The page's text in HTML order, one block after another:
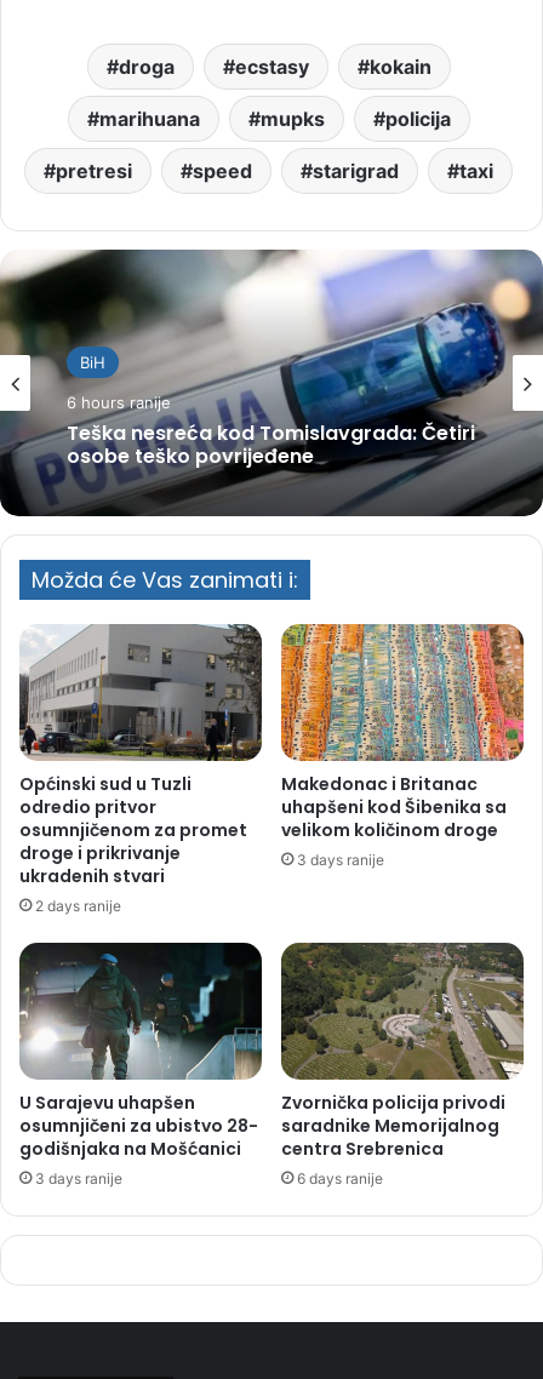
droga ecstasy kokain
marihuana mupks policija
pretresi speed starigrad taxi
BiH
6 hours ranije
Teška nesreća kod Tomislavgrada: Četiri
osobe teško povrijeđene
Možda će Vas zanimati i:
Općinski sud u Tuzli
odredio pritvor
osumnjičenom za promet
droge i prikrivanje
ukradenih stvari
2 days ranije
Makedonac i Britanac
uhapšeni kod Šibenika sa
velikom količinom droge
3 days ranije
U Sarajevu uhapšen
osumnjičeni za ubistvo 28-
godišnjaka na Mošćanici
3 days ranije
Zvornička policija privodi
saradnike Memorijalnog
centra Srebrenica
6 days ranije